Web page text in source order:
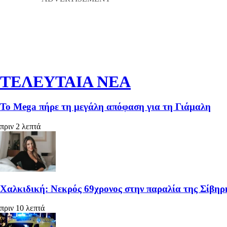
ΤΕΛΕΥΤΑΙΑ ΝΕΑ
Το Mega πήρε τη μεγάλη απόφαση για τη Γιάμαλη
πριν 2 λεπτά
Χαλκιδική: Νεκρός 69χρονος στην παραλία της
πριν 10 λεπτά